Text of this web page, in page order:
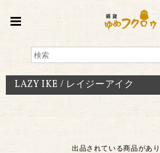
LAZY IKE / レイジーアイク
出品されている商品があり